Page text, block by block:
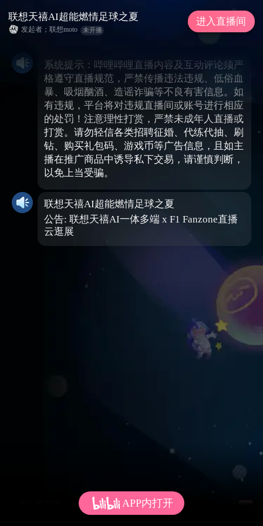
系统提示：哔哩哔哩直播内容及互动评论须严
格遵守直播规范，严禁传播违法违规、低俗血
暴、吸烟酗酒、造谣诈骗等不良有害信息。如
有违规，平台将对违规直播间或账号进行相应
的处罚！注意理性打赏，严禁未成年人直播或
打赏。请勿轻信各类招聘征婚、代练代抽、刷
钻、购买礼包码、游戏币等广告信息，且如主
播在推广商品中诱导私下交易，请谨慎判断，
以免上当受骗。
联想天禧AI超能燃情足球之夏
公告: 联想天禧AI一体多端 x F1 Fanzone直播
云逛展
联想天禧AI超能燃情足球之夏
发起者；联想moto 未开播
进入直播间
APP内打开